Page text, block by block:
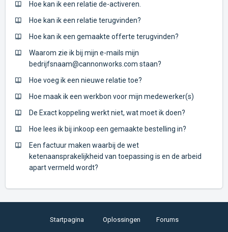
Hoe kan ik een relatie de-activeren.
Hoe kan ik een relatie terugvinden?
Hoe kan ik een gemaakte offerte terugvinden?
Waarom zie ik bij mijn e-mails mijn
bedrijfsnaam@cannonworks.com staan?
Hoe voeg ik een nieuwe relatie toe?
Hoe maak ik een werkbon voor mijn medewerker(s)
De Exact koppeling werkt niet, wat moet ik doen?
Hoe lees ik bij inkoop een gemaakte bestelling in?
Een factuur maken waarbij de wet
ketenaansprakelijkheid van toepassing is en de arbeid
apart vermeld wordt?
Startpagina Oplossingen Forums